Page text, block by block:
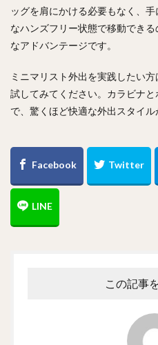
ッグを肩にかける必要もなく、
なハンズフリー状態で移動でき
なアドバンテージです。
ミニマリスト外出を実践したい
試してみてください。カラビナ
で、驚くほど快適な外出スタイル
この記事